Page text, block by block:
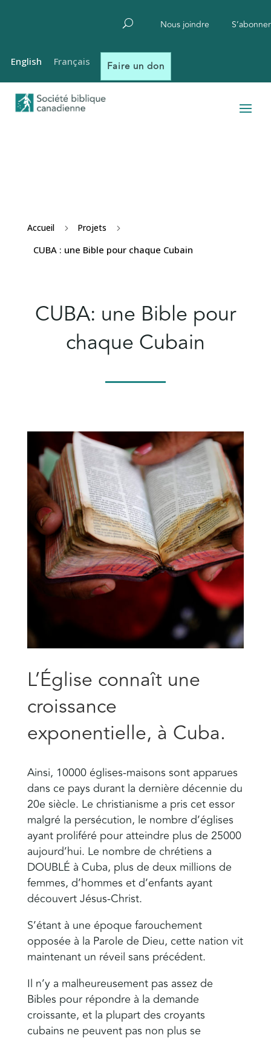
Nous joindre S’abonner
Faire un don
Accueil 5 Projets 5
CUBA : une Bible pour chaque Cubain
CUBA: une Bible pour
chaque Cubain
L’Église connaît une
croissance
exponentielle, à Cuba.
Ainsi, 10000 églises-maisons sont apparues
dans ce pays durant la dernière décennie du
20e siècle. Le christianisme a pris cet essor
malgré la persécution, le nombre d’églises
ayant proliféré pour atteindre plus de 25000
aujourd’hui. Le nombre de chrétiens a
DOUBLÉ à Cuba, plus de deux millions de
femmes, d’hommes et d’enfants ayant
découvert Jésus-Christ.
S’étant à une époque farouchement
opposée à la Parole de Dieu, cette nation vit
maintenant un réveil sans précédent.
Il n’y a malheureusement pas assez de
Bibles pour répondre à la demande
croissante, et la plupart des croyants
cubains ne peuvent pas non plus se
English Français